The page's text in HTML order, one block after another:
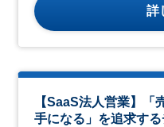
詳
【SaaS法人営業】「
手になる」を追求す